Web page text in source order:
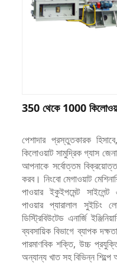
350 থেকে 1000
পেশাদার প্রস্তুতকারক
কিলোওয়াট সামুদ্রিক গ্যাস
আপনাকে সর্বোত্তম
করব। নিংবো মেগাওয়াট
পাওয়ার ইকুইপমেন্ট সাইলেন্ট
পাওয়ার প্যারালাল সুইচিং
ডিস্ট্রিবিউটেড এনার্জি
ব্যবসায়িক বিভাগে ব্যাপক
পারমাণবিক শক্তি, উচ্চ
অন্যান্য খাত সহ বিভিন্ন